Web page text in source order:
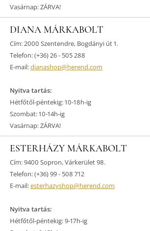
Vasárnap: ZÁRVA!
DIANA MÁRKABOLT
Cím: 2000 Szentendre, Bogdányi út 1.
Telefon: (+36) 26 - 505 288
E-mail:dianashop@herend.com
Nyitva tartás:
Hétfőtől-péntekig: 10-18h-ig
Szombat: 10-14h-ig
Vasárnap: ZÁRVA!
ESTERHÁZY MÁRKABOLT
Cím: 9400 Sopron, Várkerület 98.
Telefon: (+36) 99 - 508 712
E-mail:esterhazyshop@herend.com
Nyitva tartás:
Hétfőtől-péntekig: 9-17h-ig